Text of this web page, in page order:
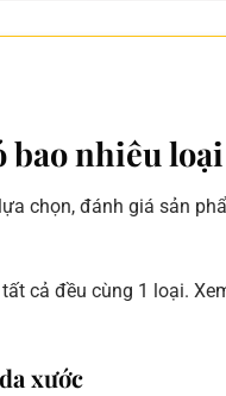
nhiêu
chọn, đánh giá sản
cả đều cùng 1 loại.
xước